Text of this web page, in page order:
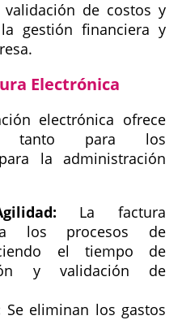
de costos y
gestión financiera y
Electrónica
electrónica ofrece
tanto para los
la administración
La factura
los procesos de
el tiempo de
y validación de
Se eliminan los gastos